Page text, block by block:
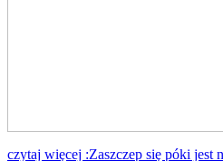
czytaj więcej :Zaszczep się póki jest